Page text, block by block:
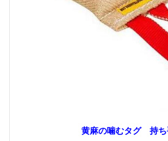
黄麻の噛むタグ 持ち